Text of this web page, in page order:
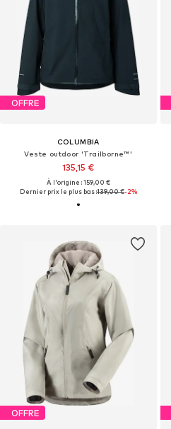
OFFRE
COLUMBIA
Veste outdoor 'Trailborne™'
135,15 €
À l'origine : 159,00 €
Dernier prix le plus bas :139,00 €-2%
OFFRE